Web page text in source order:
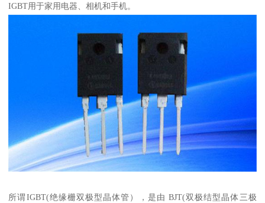
IGBT用于家用电器、相机和手机。
所谓IGBT(绝缘栅双极型晶体管），是由 BJT(双极结型晶体三极